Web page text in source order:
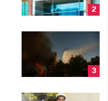
2
3